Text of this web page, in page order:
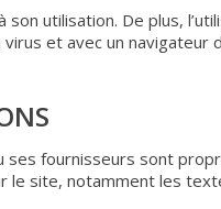
utilisation. De plus,
et avec un
ses fournisseurs sont
site, notamment les